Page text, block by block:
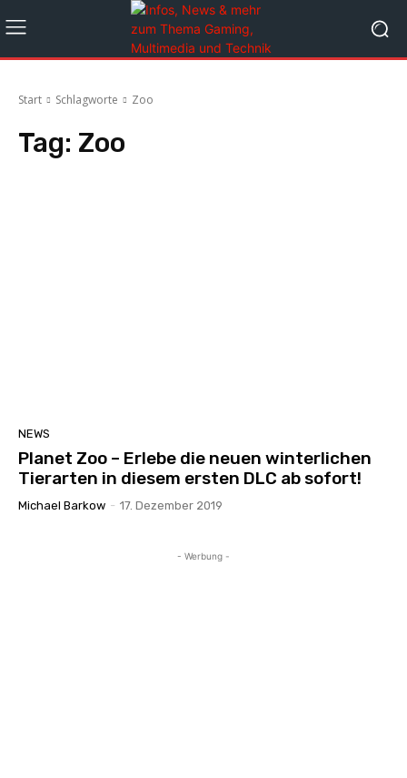
Start Schlagworte Zoo
Tag: Zoo
NEWS
Planet Zoo – Erlebe die neuen winterlichen
Tierarten in diesem ersten DLC ab sofort!
Michael Barkow - 17. Dezember 2019
- Werbung -